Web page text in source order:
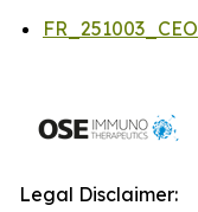
FR_251003_CEO
Legal Disclaimer: